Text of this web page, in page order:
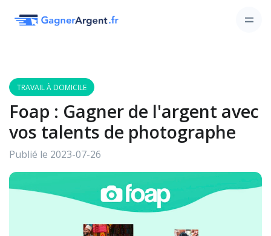
TRAVAIL À DOMICILE
Foap : Gagner de l'argent avec
vos talents de photographe
Publié le 2023-07-26